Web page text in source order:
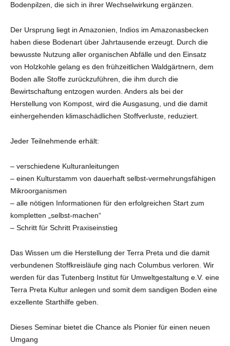
Bodenpilzen, die sich in ihrer Wechselwirkung ergänzen.
Der Ursprung liegt in Amazonien, Indios im Amazonasbecken
haben diese Bodenart über Jahrtausende erzeugt. Durch die
bewusste Nutzung aller organischen Abfälle und den Einsatz
von Holzkohle gelang es den frühzeitlichen Waldgärtnern, dem
Boden alle Stoffe zurückzuführen, die ihm durch die
Bewirtschaftung entzogen wurden. Anders als bei der
Herstellung von Kompost, wird die Ausgasung, und die damit
einhergehenden klimaschädlichen Stoffverluste, reduziert.
Jeder Teilnehmende erhält:
– verschiedene Kulturanleitungen
– einen Kulturstamm von dauerhaft selbst-vermehrungsfähigen
Mikroorganismen
– alle nötigen Informationen für den erfolgreichen Start zum
kompletten „selbst-machen“
– Schritt für Schritt Praxiseinstieg
Das Wissen um die Herstellung der Terra Preta und die damit
verbundenen Stoffkreisläufe ging nach Columbus verloren. Wir
werden für das Tutenberg Institut für Umweltgestaltung e.V. eine
Terra Preta Kultur anlegen und somit dem sandigen Boden eine
exzellente Starthilfe geben.
Dieses Seminar bietet die Chance als Pionier für einen neuen
Umgang